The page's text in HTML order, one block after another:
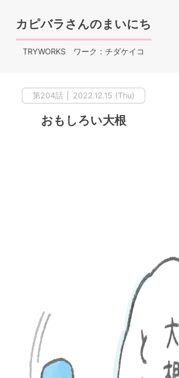
カピバラさんのまいにち
TRYWORKS ワーク：チダケイコ
第204話 │ 2022.12.15 (Thu)
おもしろい大根